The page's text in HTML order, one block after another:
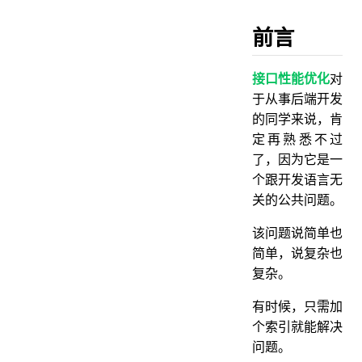
1.索引
1.1 没加索引
1.2 索引没生效
1.3 选错索引
2. sql优化
3. 远程调用
3.1 并行调用
4. 重复调用
4.1 循环查数据库
4.3 无限递归
5. 异步处理
前言
接口性能优化对
于从事后端开发
的同学来说，肯
定再熟悉不过
了，因为它是一
个跟开发语言无
关的公共问题。
该问题说简单也
简单，说复杂也
复杂。
有时候，只需加
个索引就能解决
问题。